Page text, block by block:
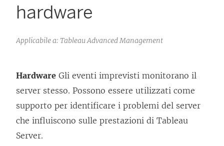
hardware
Applicabile a: Tableau Advanced Management
Hardware Gli eventi imprevisti monitorano il
server stesso. Possono essere utilizzati come
supporto per identificare i problemi del server
che influiscono sulle prestazioni di Tableau
Server.